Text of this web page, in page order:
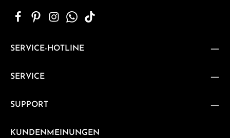
SERVICE-HOTLINE
SERVICE
SUPPORT
KUNDENMEINUNGEN